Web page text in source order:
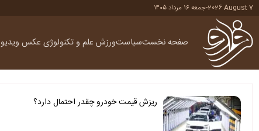
2026 August 7
-جمعه ۱۶ مرداد ۱۴۰۵
صفحه نخستسیاستورزش علم و تکنولوژی عکس ویدیو
ریزش قیمت خودرو چقدر احتمال دارد؟